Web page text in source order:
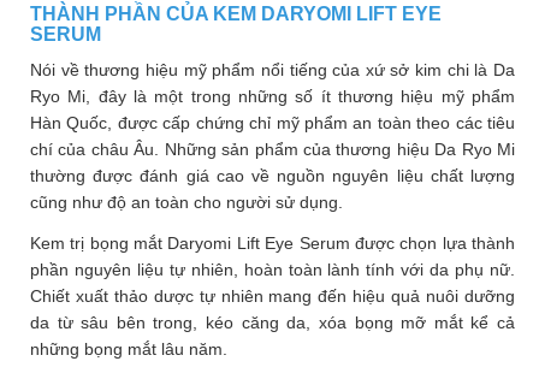
Chuyên
mục
Tin
tức
Làm
đẹp
và
sức
khỏe
Chăm
THÀNH PHẦN CỦA KEM DARYOMI LIFT EYE
SERUM
Nói về thương hiệu mỹ phẩm nổi tiếng của xứ sở kim chi là Da
Ryo Mi, đây là một trong những số ít thương hiệu mỹ phẩm
Hàn Quốc, được cấp chứng chỉ mỹ phẩm an toàn theo các tiêu
chí của châu Âu. Những sản phẩm của thương hiệu Da Ryo Mi
thường được đánh giá cao về nguồn nguyên liệu chất lượng
cũng như độ an toàn cho người sử dụng.
Kem trị bọng mắt Daryomi Lift Eye Serum được chọn lựa thành
phần nguyên liệu tự nhiên, hoàn toàn lành tính với da phụ nữ.
Chiết xuất thảo dược tự nhiên mang đến hiệu quả nuôi dưỡng
da từ sâu bên trong, kéo căng da, xóa bọng mỡ mắt kể cả
những bọng mắt lâu năm.